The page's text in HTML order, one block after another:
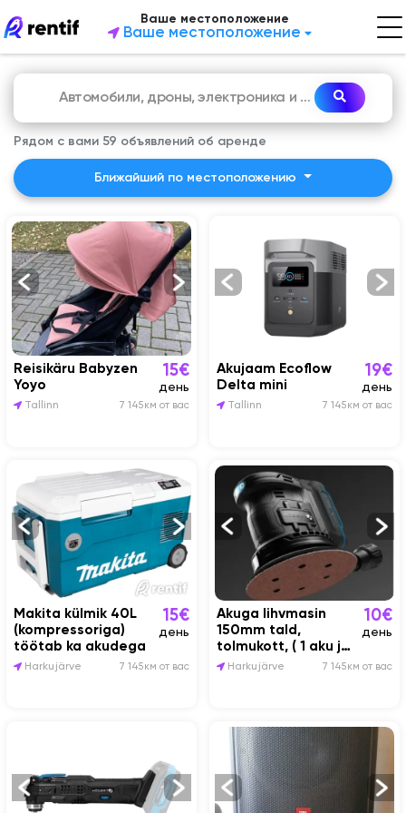
Ваше местоположение
Ваше местоположение
Рядом с вами 59 объявлений об аренде
Ближайший по местоположению
Reisikäru Babyzen
Yoyo
15€
день
Tallinn 7 145км от вас
Akujaam Ecoflow
Delta mini
19€
день
Tallinn 7 145км от вас
Makita külmik 40L
(kompressoriga)
töötab ka akudega
15€
день
Harkujärve 7 145км от вас
Akuga lihvmasin
150mm tald,
tolmukott, ( 1 aku ja
laadijaga)
10€
день
Harkujärve 7 145км от вас